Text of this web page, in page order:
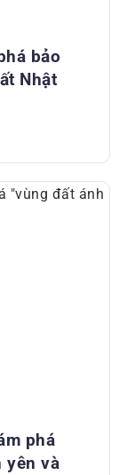
bảo
Nhật
phá
yên và